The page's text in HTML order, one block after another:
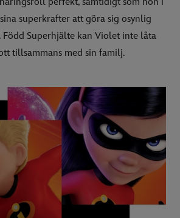
superkrafter att göra sig osynlig
Född Superhjälte kan Violet inte låta
tillsammans med sin familj.